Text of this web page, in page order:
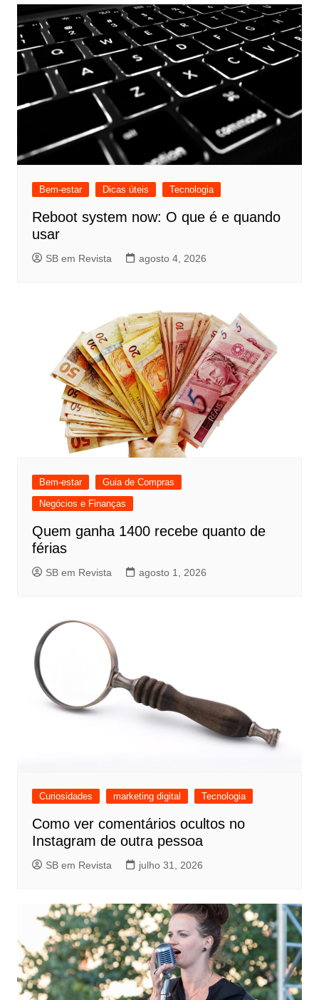
Bem-estar Dicas úteis Tecnologia
Reboot system now: O que é e quando
usar
SB em Revista agosto 4, 2026
Bem-estar
Guia de Compras
Negócios e Finanças
Quem ganha 1400 recebe quanto de
férias
SB em Revista agosto 1, 2026
Curiosidades marketing digital Tecnologia
Como ver comentários ocultos no
Instagram de outra pessoa
SB em Revista julho 31, 2026